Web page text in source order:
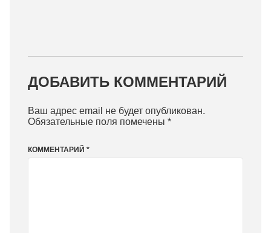
ДОБАВИТЬ КОММЕНТАРИЙ
Ваш адрес email не будет опубликован.
Обязательные поля помечены *
КОММЕНТАРИЙ *